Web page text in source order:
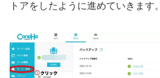
トアをしたように進めていきます。